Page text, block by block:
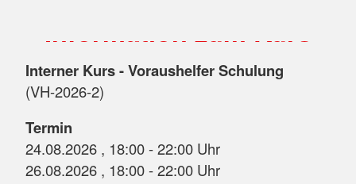
Information zum Kurs
Interner Kurs - Voraushelfer Schulung
(VH-2026-2)
Termin
24.08.2026 , 18:00 - 22:00 Uhr
26.08.2026 , 18:00 - 22:00 Uhr